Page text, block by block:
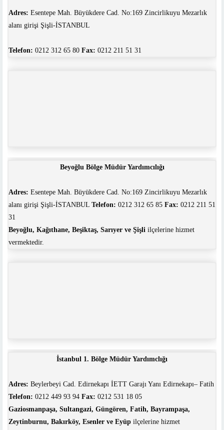
Adres: Esentepe Mah. Büyükdere Cad. No:169 Zincirlikuyu Mezarlık
alanı girişi Şişli-İSTANBUL
Telefon: 0212 312 65 80 Fax: 0212 211 51 31
Beyoğlu Bölge Müdür Yardımcılığı
Adres: Esentepe Mah. Büyükdere Cad. No:169 Zincirlikuyu Mezarlık
alanı girişi Şişli-İSTANBUL Telefon: 0212 312 65 85 Fax: 0212 211 51
31
Beyoğlu, Kağıthane, Beşiktaş, Sarıyer ve Şişli ilçelerine hizmet
vermektedir.
İstanbul 1. Bölge Müdür Yardımclığı
Adres: Beylerbeyi Cad. Edirnekapı İETT Garajı Yanı Edirnekapı– Fatih
Telefon: 0212 449 93 94 Fax: 0212 531 18 05
Gaziosmanpaşa, Sultangazi, Güngören, Fatih, Bayrampaşa,
Zeytinburnu, Bakırköy, Esenler ve Eyüp ilçelerine hizmet